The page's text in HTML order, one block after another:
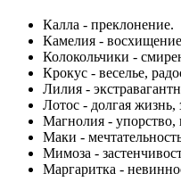
Калла - преклонение.
Камелия -
Колокольчики -
Крокус - веселье,
Лилия -
Лотос - долгая жизнь,
Магнолия - упорство,
Маки -
Мимоза -
Маргаритка -